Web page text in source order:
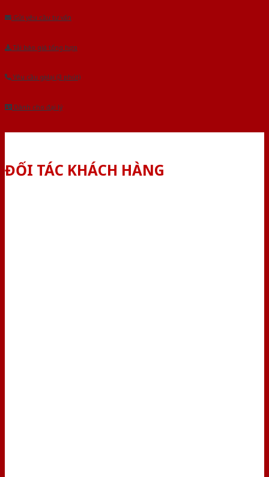
Gửi yêu cầu tư vấn
Tải báo giá tổng hợp
Yêu cầu gọi lại (3 phút)
Dành cho đại lý
ĐỐI TÁC KHÁCH HÀNG